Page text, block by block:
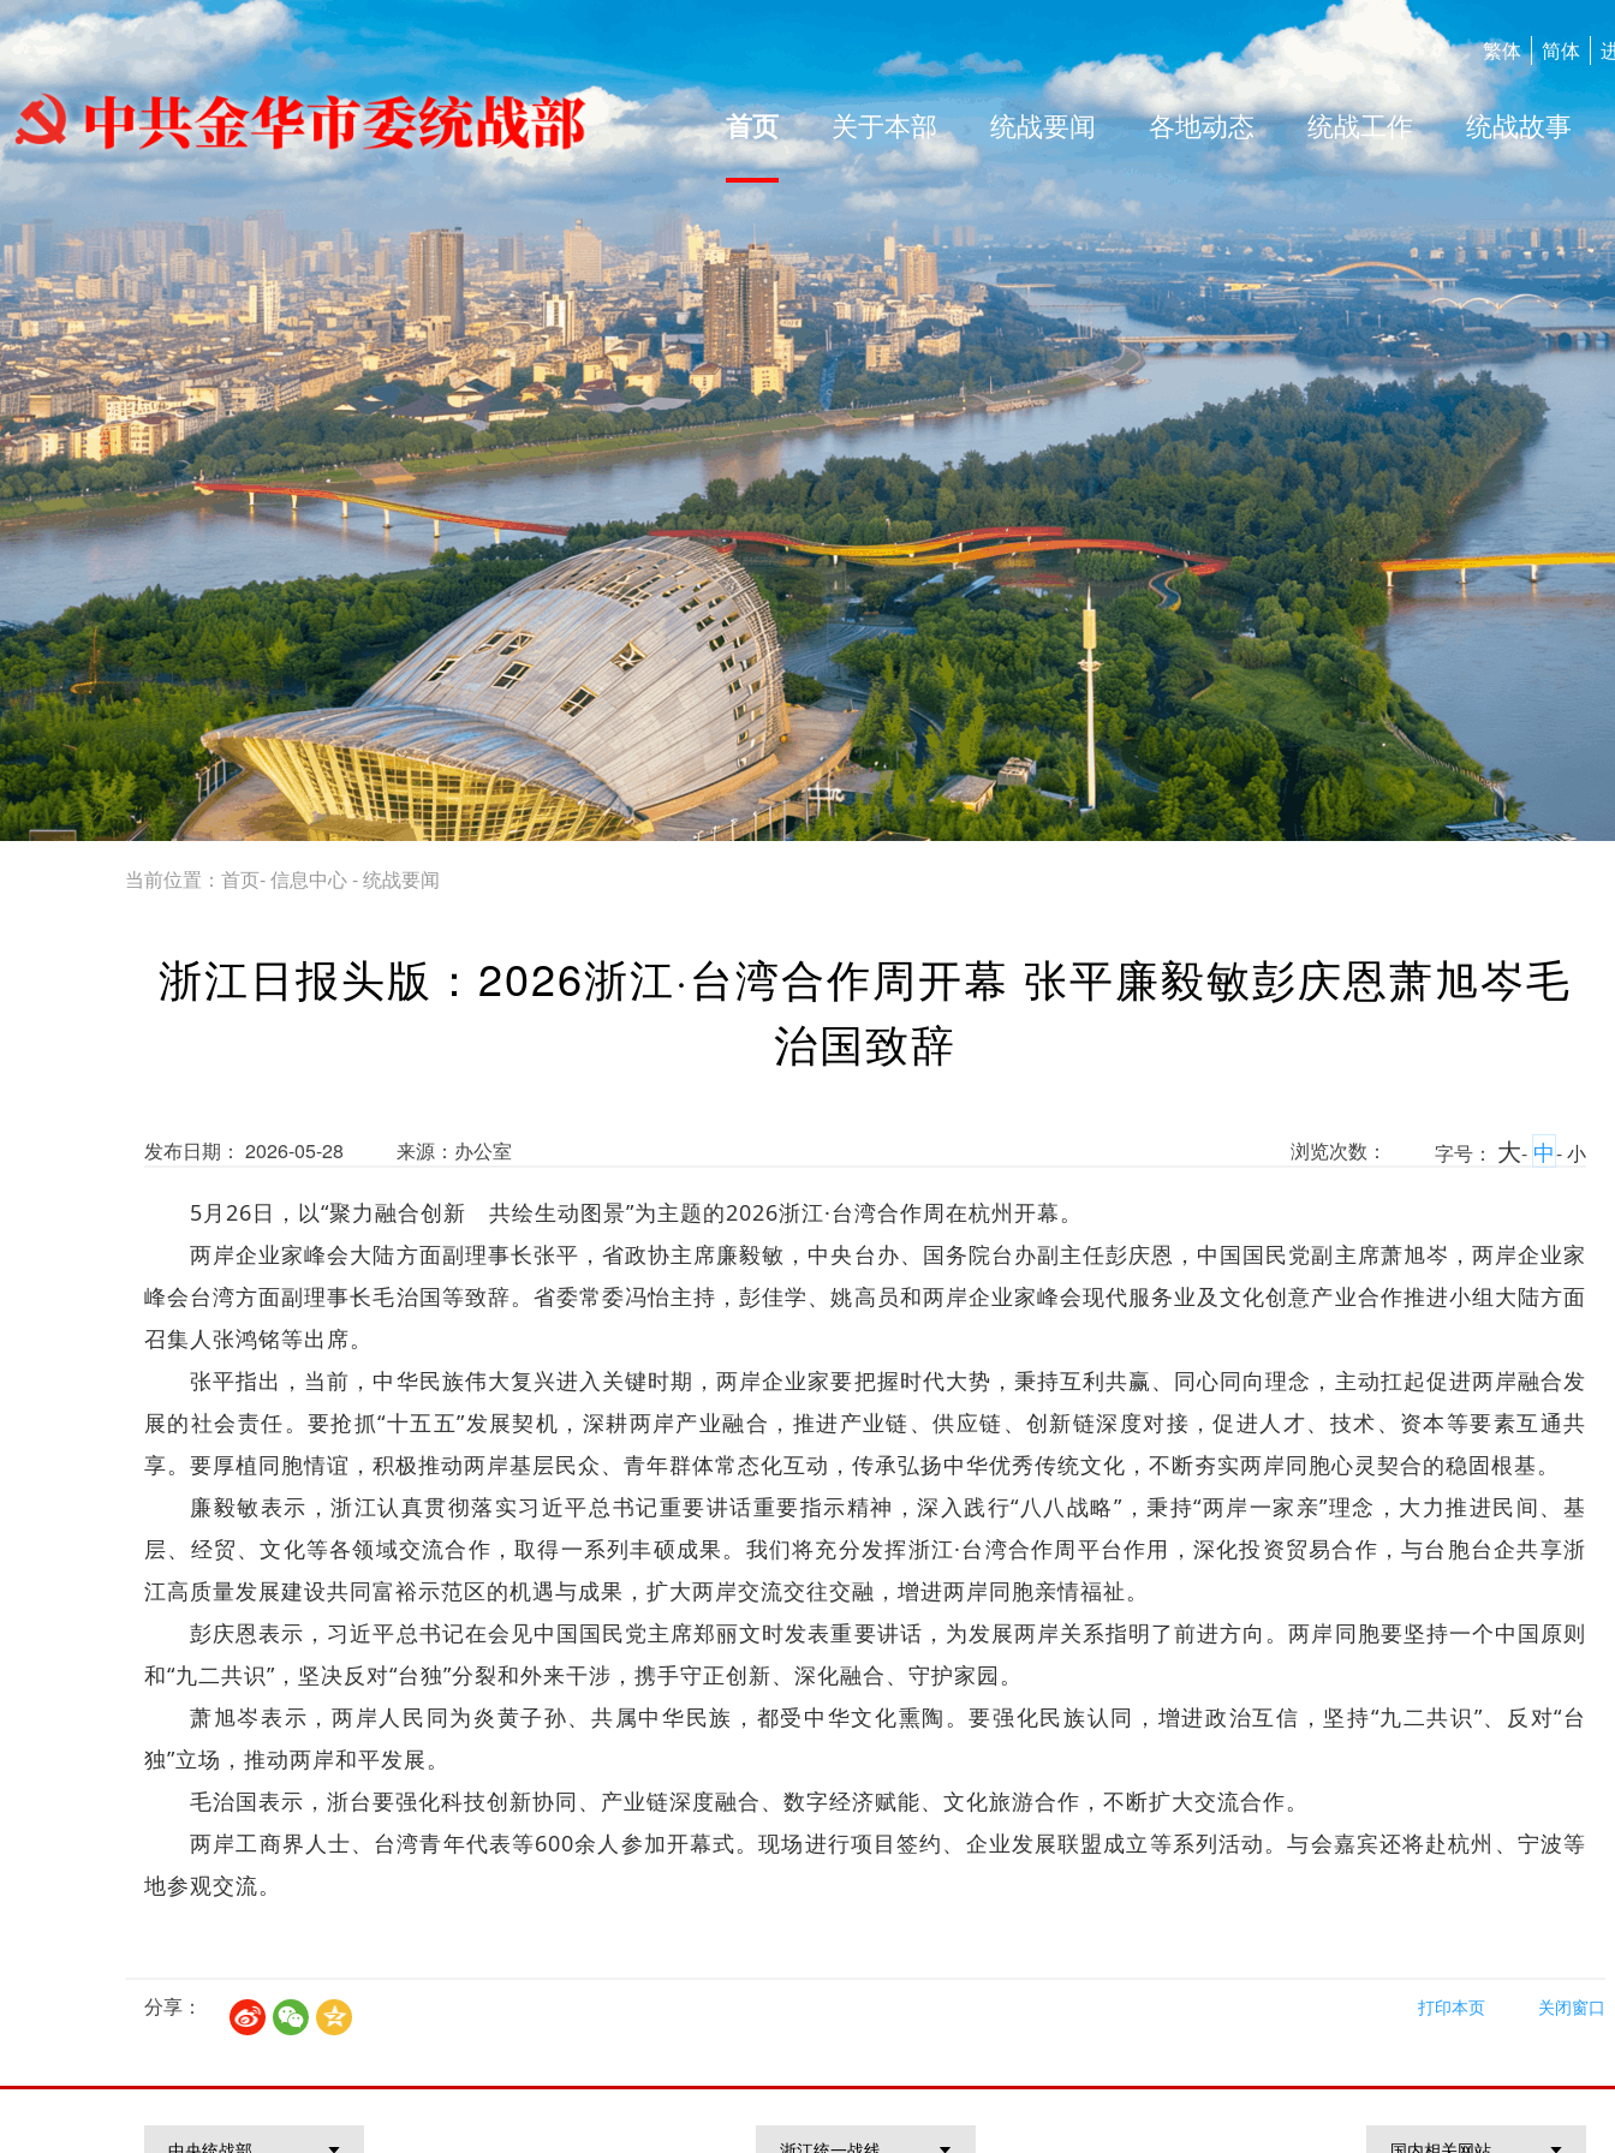
繁体 简体
首页 关于本部 统战要闻 各地动态 统战工作 统战故事
当前位置： 首页-信息中心-统战要闻
浙江日报头版：2026浙江·台湾合作周开幕 张平廉毅敏彭庆恩萧旭岑毛
治国致辞
发布日期： 2026-05-28 来源：办公室 字号： 大- 中-小
浏览次数：
5月26日，以“聚力融合创新 共绘生动图景”为主题的2026浙江·台湾合作周在杭州开幕。
两岸企业家峰会大陆方面副理事长张平，省政协主席廉毅敏，中央台办、国务院台办副主任彭庆恩，中国国民党副主席萧旭岑，两岸企业家
峰会台湾方面副理事长毛治国等致辞。省委常委冯怡主持，彭佳学、姚高员和两岸企业家峰会现代服务业及文化创意产业合作推进小组大陆方面
召集人张鸿铭等出席。
张平指出，当前，中华民族伟大复兴进入关键时期，两岸企业家要把握时代大势，秉持互利共赢、同心同向理念，主动扛起促进两岸融合发
展的社会责任。要抢抓“十五五”发展契机，深耕两岸产业融合，推进产业链、供应链、创新链深度对接，促进人才、技术、资本等要素互通共
享。要厚植同胞情谊，积极推动两岸基层民众、青年群体常态化互动，传承弘扬中华优秀传统文化，不断夯实两岸同胞心灵契合的稳固根基。
廉毅敏表示，浙江认真贯彻落实习近平总书记重要讲话重要指示精神，深入践行“八八战略”，秉持“两岸一家亲”理念，大力推进民间、基
层、经贸、文化等各领域交流合作，取得一系列丰硕成果。我们将充分发挥浙江·台湾合作周平台作用，深化投资贸易合作，与台胞台企共享浙
江高质量发展建设共同富裕示范区的机遇与成果，扩大两岸交流交往交融，增进两岸同胞亲情福祉。
彭庆恩表示，习近平总书记在会见中国国民党主席郑丽文时发表重要讲话，为发展两岸关系指明了前进方向。两岸同胞要坚持一个中国原则
和“九二共识”，坚决反对“台独”分裂和外来干涉，携手守正创新、深化融合、守护家园。
萧旭岑表示，两岸人民同为炎黄子孙、共属中华民族，都受中华文化熏陶。要强化民族认同，增进政治互信，坚持“九二共识”、反对“台
独”立场，推动两岸和平发展。
毛治国表示，浙台要强化科技创新协同、产业链深度融合、数字经济赋能、文化旅游合作，不断扩大交流合作。
两岸工商界人士、台湾青年代表等600余人参加开幕式。现场进行项目签约、企业发展联盟成立等系列活动。与会嘉宾还将赴杭州、宁波等
地参观交流。
分享： 打印本页 关闭窗口